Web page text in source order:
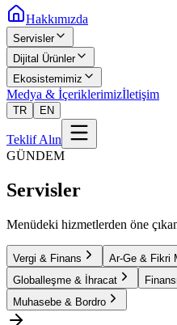
Hakkımızda
Servisler
Dijital Ürünler
Ekosistemimiz
Medya & İçeriklerimizİletişim
TR EN
Teklif Alın
GÜNDEM
Servisler
Menüdeki hizmetlerden öne
Vergi & Finans Ar-Ge & Fikri
Globalleşme & İhracat
Muhasebe & Bordro